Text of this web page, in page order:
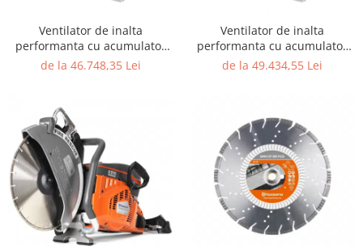
Ventilator de inalta
performanta cu acumulator
RTE AX B16 DIN 14963-EM-A-
de la 46.748,35 Lei
Ventilator de inalta
performanta cu acumulator
RTE AX B16 DIN 14963-EM-A-
de la 49.434,55 Lei